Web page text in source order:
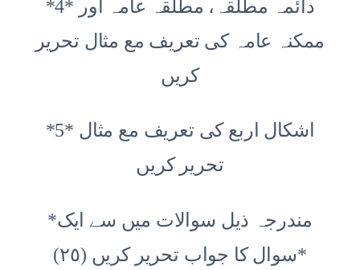
*4* دائمہ مطلقہ، مطلقہ عامہ اور
ممکنہ عامہ کی تعریف مع مثال تحریر
کریں
*5* اشکال اربع کی تعریف مع مثال
تحریر کریں
*مندرجہ ذیل سوالات میں سے ایک
سوال کا جواب تحریر کریں (٢٥)*